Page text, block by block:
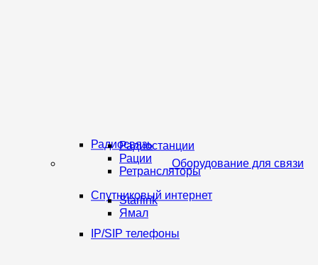
Оборудование для связи
Радиосвязь
Радиостанции
Рации
Ретрансляторы
Спутниковый интернет
Starlink
Ямал
IP/SIP телефоны